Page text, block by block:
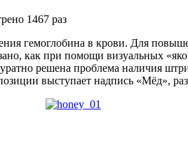
1467 раз
гемоглобина в крови. Для
как при помощи визуальных
решена проблема наличия
выступает надпись «Мёд»,